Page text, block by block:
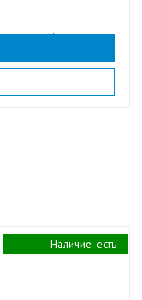
Наличие:есть
Наличие: есть